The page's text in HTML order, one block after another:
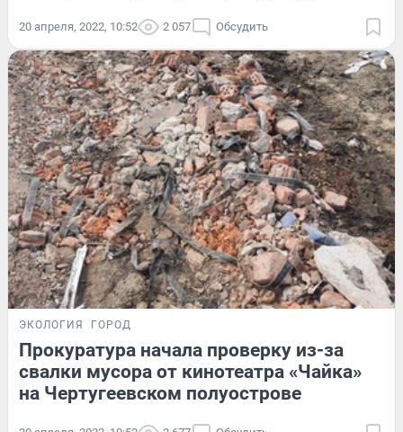
20 апреля, 2022, 10:52 2 057 Обсудить
ЭКОЛОГИЯ ГОРОД
Прокуратура начала проверку из-за
свалки мусора от кинотеатра «Чайка»
на Чертугеевском полуострове